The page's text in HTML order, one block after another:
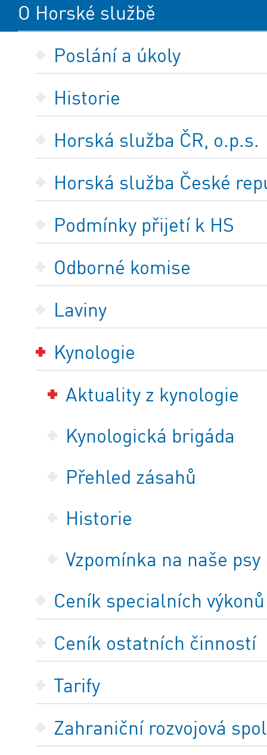
O Horské službě
Poslání a úkoly
Historie
Horská služba ČR, o.p.s.
Horská služba České
Podmínky přijetí k HS
Odborné komise
Laviny
Kynologie
Aktuality z kynologie
Kynologická brigáda
Přehled zásahů
Historie
Vzpomínka na naše psy
Ceník specialních výkonů
Ceník ostatních činností
Tarify
Zahraniční rozvojová